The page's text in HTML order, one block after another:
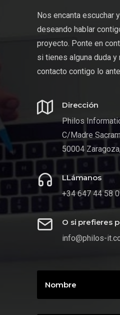
Nos encanta escuchar
deseando hablar
proyecto. Ponte en
si tienes alguna duda
contacto contigo lo
Dirección
Philos
C/Madre
50004
LLámanos
+34 647 44 58
O si prefieres
info@philos-